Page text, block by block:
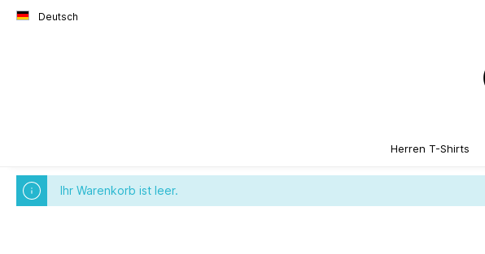
Deutsch
Herren T-Shirts
Ihr Warenkorb ist leer.